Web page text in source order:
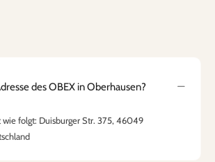
des OBEX in Oberhausen?
wie folgt: Duisburger Str. 375, 46049